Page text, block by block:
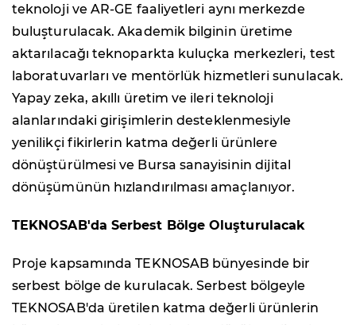
teknoloji ve AR-GE faaliyetleri aynı merkezde
buluşturulacak. Akademik bilginin üretime
aktarılacağı teknoparkta kuluçka merkezleri, test
laboratuvarları ve mentörlük hizmetleri sunulacak.
Yapay zeka, akıllı üretim ve ileri teknoloji
alanlarındaki girişimlerin desteklenmesiyle
yenilikçi fikirlerin katma değerli ürünlere
dönüştürülmesi ve Bursa sanayisinin dijital
dönüşümünün hızlandırılması amaçlanıyor.
TEKNOSAB'da Serbest Bölge Oluşturulacak
Proje kapsamında TEKNOSAB bünyesinde bir
serbest bölge de kurulacak. Serbest bölgeyle
TEKNOSAB'da üretilen katma değerli ürünlerin